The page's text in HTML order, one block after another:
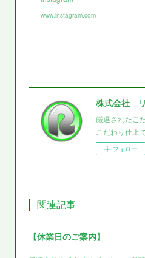
www.instagram.com
株式会社
厳選されたこ
こだわり仕上
フォロー
関連記事
【休業日のご案内】